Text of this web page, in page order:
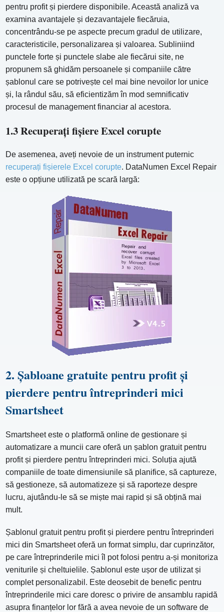
pentru profit și pierdere disponibile. Această analiză va
examina avantajele și dezavantajele fiecăruia,
concentrându-se pe aspecte precum gradul de utilizare,
caracteristicile, personalizarea și valoarea. Subliniind
punctele forte și punctele slabe ale fiecărui site, ne
propunem să ghidăm persoanele și companiile către
șablonul care se potrivește cel mai bine nevoilor lor unice
și, la rândul său, să eficientizăm în mod semnificativ
procesul de management financiar al acestora.
1.3 Recuperați fișiere Excel corupte
De asemenea, aveți nevoie de un instrument puternic
recuperați fișierele Excel corupte. DataNumen Excel Repair
este o opțiune utilizată pe scară largă:
2. Șabloane gratuite pentru profit și
pierdere pentru întreprinderi mici
Smartsheet
Smartsheet este o platformă online de gestionare și
automatizare a muncii care oferă un șablon gratuit pentru
profit și pierdere pentru întreprinderi mici. Soluția ajută
companiile de toate dimensiunile să planifice, să captureze,
să gestioneze, să automatizeze și să raporteze despre
lucru, ajutându-le să se miște mai rapid și să obțină mai
mult.
Șablonul gratuit pentru profit și pierdere pentru întreprinderi
mici din Smartsheet oferă un format simplu, dar cuprinzător,
pe care întreprinderile mici îl pot folosi pentru a-și monitoriza
veniturile și cheltuielile. Șablonul este ușor de utilizat și
complet personalizabil. Este deosebit de benefic pentru
întreprinderile mici care doresc o privire de ansamblu rapidă
asupra finanțelor lor fără a avea nevoie de un software de